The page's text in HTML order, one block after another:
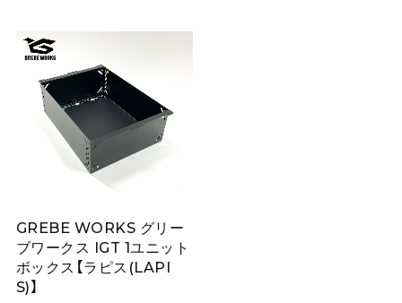
GREBE WORKS グリー
ブワークス IGT 1ユニット
ボックス【ラピス(LAPI
S)】